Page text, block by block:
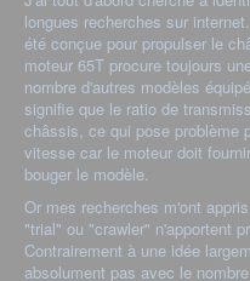
longues recherches sur
été conçue pour propulser le
moteur 65T procure toujours
nombre d'autres modèles
signifie que le ratio de
châssis, ce qui pose problème
vitesse car le moteur doit
bouger le modèle.
Or mes recherches m'ont
"trial" ou "crawler" n'apportent
Contrairement à une idée
absolument pas avec le